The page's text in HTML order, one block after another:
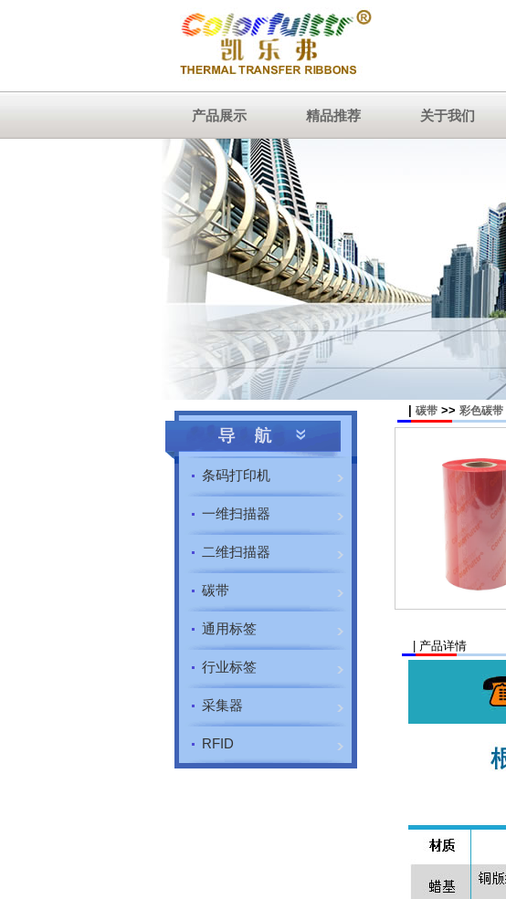
产品展示 精品推荐 关于我们
条码打印机
一维扫描器
二维扫描器
碳带
通用标签
行业标签
采集器
RFID
碳带 >> 彩色碳带
| 产品详情